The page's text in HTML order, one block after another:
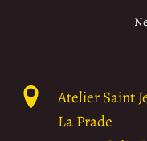
Atelier Saint
La Prade